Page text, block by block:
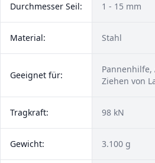
Durchmesser Seil: 1 - 15 mm
Material: Stahl
Geeignet für:
Ziehen von
Tragkraft: 98 kN
Gewicht: 3.100 g